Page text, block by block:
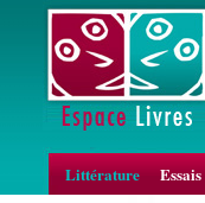
Littérature Essais